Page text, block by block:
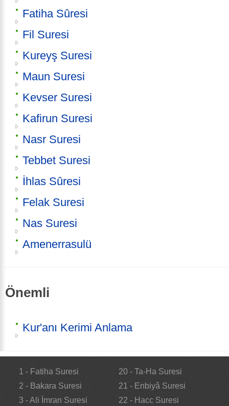
Fatiha Sûresi
Fil Suresi
Kureyş Suresi
Maun Suresi
Kevser Suresi
Kafirun Suresi
Nasr Suresi
Tebbet Suresi
İhlas Sûresi
Felak Suresi
Nas Suresi
Amenerrasulü
Önemli
Kur'anı Kerimi Anlama
1 - Fatiha Suresi
2 - Bakara Suresi
3 - Ali İmran Suresi
20 - Ta-Ha Suresi
21 - Enbiyâ Suresi
22 - Hacc Suresi